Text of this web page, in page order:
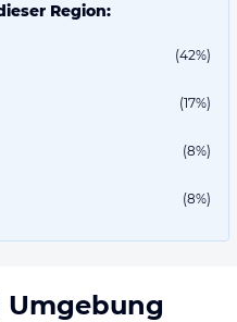
Region:
(42%)
(17%)
(8%)
(8%)
Umgebung